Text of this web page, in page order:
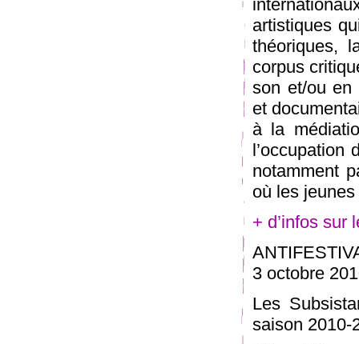
artistiques
théoriques,
corpus
son et/ou en
et
à la
l’occupation
notamment
où les
+ d’infos sur
3 octobre
Les
saison 2010-